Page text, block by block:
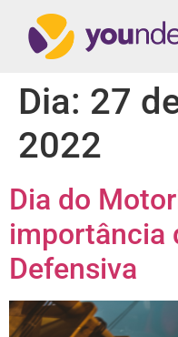
Dia: 27
2022
Dia do
importância
Defensiva